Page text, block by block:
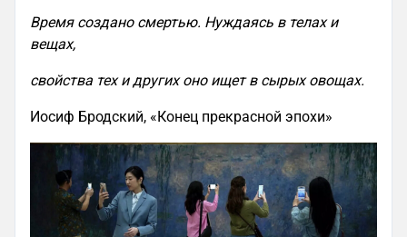
Время создано смертью. Нуждаясь в телах и
вещах,
свойства тех и других оно ищет в сырых овощах.
Иосиф Бродский, «Конец прекрасной эпохи»